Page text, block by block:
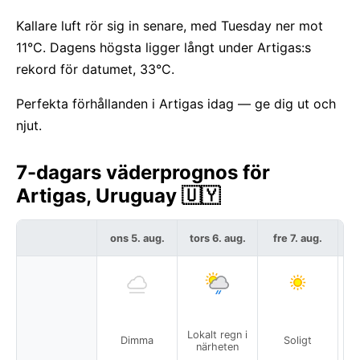
Kallare luft rör sig in senare, med Tuesday ner mot
11°C. Dagens högsta ligger långt under Artigas:s
rekord för datumet, 33°C.
Perfekta förhållanden i Artigas idag — ge dig ut och
njut.
7-dagars väderprognos för
Artigas, Uruguay 🇺🇾
ons 5. aug.
Dimma
tors 6. aug.
Lokalt regn i
närheten
fre 7. aug.
Soligt